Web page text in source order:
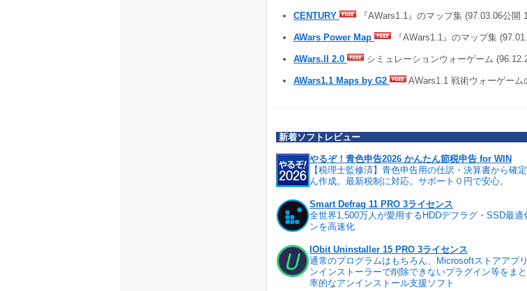
CENTURY 『AWars1.1』のマップ集 (97.03.06公開
AWars Power Map 『AWars1.1』のマップ集
AWars.II 2.0 シミュレーションウォーゲーム
AWars1.1 Maps by G2 AWars1.1 戦術ウォーゲー
新着ソフトレビュー
やるぞ！青色申告2026 かんたん節税申告 for WIN
【税理士監修済】青色申告用の仕訳・決算書から確
ん作成。最新税制に対応。サポート０円で安心。
Smart Defrag 11 PRO 3ライセンス
全世界1,500万人が愛用するHDDデフラグ・SSD最
ンを高速化
IObit Uninstaller 15 PRO 3ライセンス
通常のプログラムはもちろん、Microsoftストアアプ
ンインストーラーで削除できないプラグイン等をま
率的なアンインストール支援ソフト